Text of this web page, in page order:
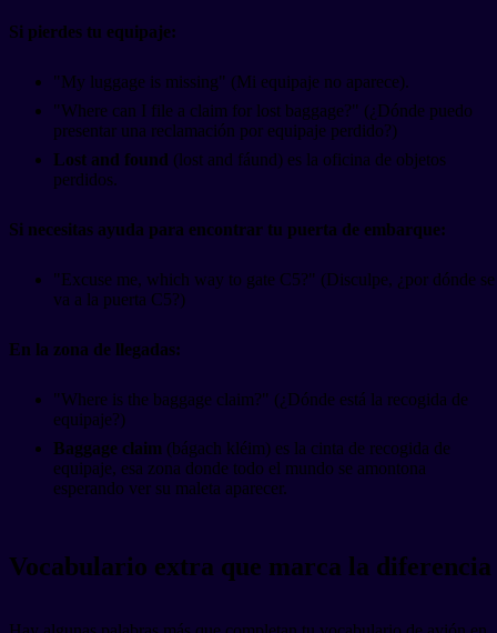
Si pierdes tu equipaje:
"My luggage is missing" (Mi equipaje no aparece).
"Where can I file a claim for lost baggage?" (¿Dónde puedo
presentar una reclamación por equipaje perdido?)
Lost and found (lost and fáund) es la oficina de objetos
perdidos.
Si necesitas ayuda para encontrar tu puerta de embarque:
"Excuse me, which way to gate C5?" (Disculpe, ¿por dónde se
va a la puerta C5?)
En la zona de llegadas:
"Where is the baggage claim?" (¿Dónde está la recogida de
equipaje?)
Baggage claim (bágach kléim) es la cinta de recogida de
equipaje, esa zona donde todo el mundo se amontona
esperando ver su maleta aparecer.
Vocabulario extra que marca la diferencia